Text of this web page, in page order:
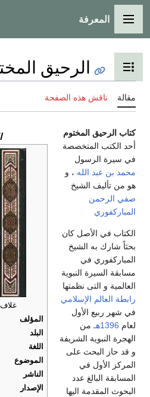
القائمة الرئيسية
المعرفة
تبديل عرض جدول المحتويات
الرحيق
مقالة ناقش هذه الصفحة
المؤلف
البلد
اللغة
الموضوع
الناشر
الإصدار
كتاب الرحيق المختوم
أحد الكتب المتخصصة
في سيرة الرسول
محمد بن عبد الله ، و
هو من تأليف الشيخ
صفي الرحمن
المباركفوري
الكتاب في الأصل كان
بحثاً شارك به الشيخ
المباركفوري في
مسابقة السيرة النبوية
العالمية و التى نظمتها
رابطة العالم الإسلامي
في شهر ربيع الأول
لعام 1396هـ
من
الهجرة النبوية الشريفة
و قد حاز البحث على
المركز الأول في
المسابقة البالغ عدد
البحوث المقدمة اليها